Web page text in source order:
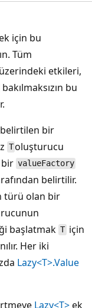
için bu
Tüm
etkileri,
bakılmaksızın bu
belirtilen bir
Toluşturucu
bir valueFactory
belirtilir.
türü olan bir
başlatmakTiçin
Her iki
Lazy<T>.Value
Lazy<T>ek